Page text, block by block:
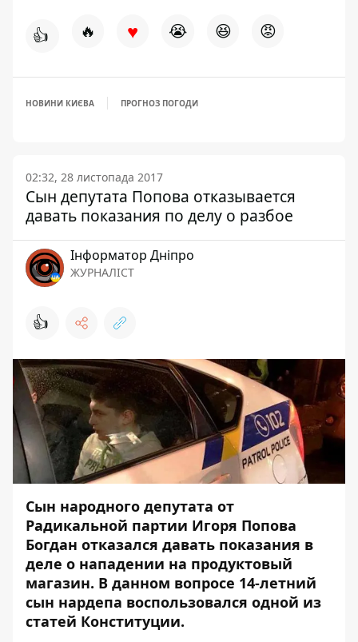
👍 🔥 ♥ 😭 😆 😡
НОВИНИ КИЄВА ПРОГНОЗ ПОГОДИ
02:32, 28 листопада 2017
Сын депутата Попова отказывается
давать показания по делу о разбое
Інформатор Дніпро
ЖУРНАЛІСТ
👍
Сын народного депутата от
Радикальной партии Игоря Попова
Богдан отказался давать показания в
деле о нападении на продуктовый
магазин. В данном вопросе 14-летний
сын нардепа воспользовался одной из
статей Конституции.